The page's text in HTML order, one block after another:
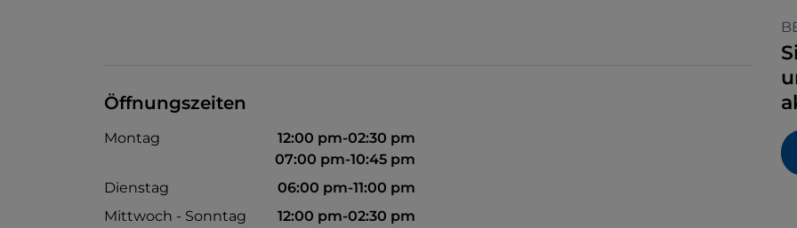
Öffnungszeiten
Montag
12:00 pm-02:30 pm
07:00 pm-10:45 pm
Dienstag
06:00 pm-11:00 pm
Mittwoch - Sonntag
12:00 pm-02:30 pm